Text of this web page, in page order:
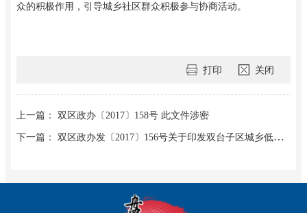
众的积极作用， 引导城乡社区群众积极参与协商活动。
打印 关闭
上一篇： 双区政办〔2017〕158号 此文件涉密
下一篇： 双区政办发〔2017〕156号关于印发双台子区城乡低保、特困人员 自检自查实施方案的通知